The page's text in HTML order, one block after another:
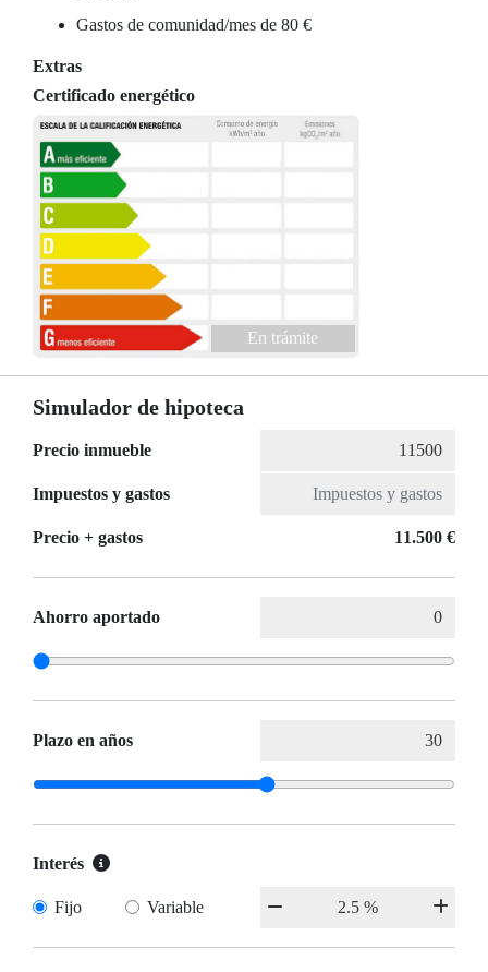
Gastos de comunidad/mes de 80 €
Extras
Certificado energético
En trámite
Simulador de hipoteca
Precio inmueble
Impuestos y gastos
Precio + gastos 11.500 €
Ahorro aportado
Plazo en años
Interés
Fijo Variable